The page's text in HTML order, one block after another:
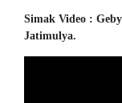
Simak Video :
Jatimulya.